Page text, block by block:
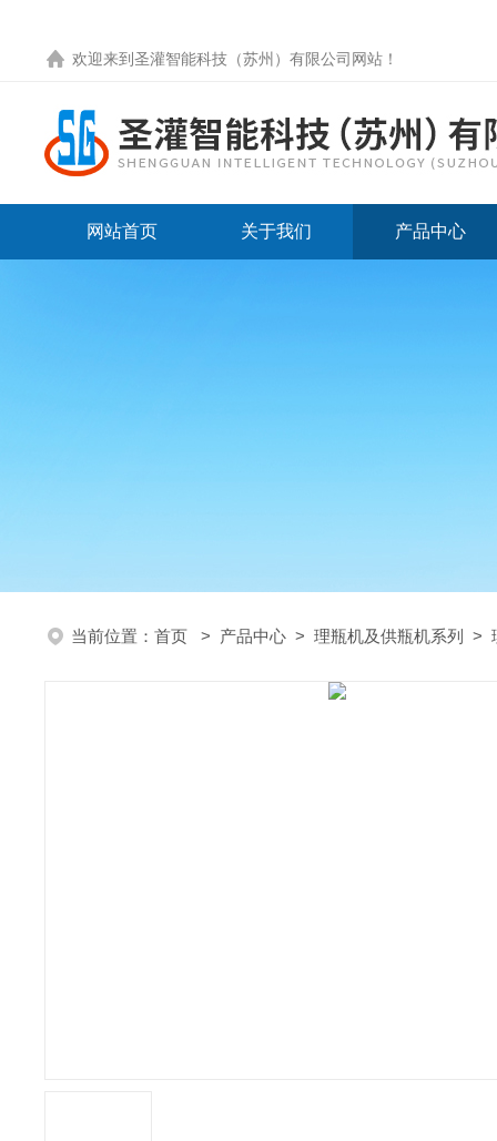
欢迎来到圣灌智能科技（苏州）有限公司网站！
网站首页 关于我们 产品中心
当前位置： 首页 > 产品中心 > 理瓶机及供瓶机系列 >